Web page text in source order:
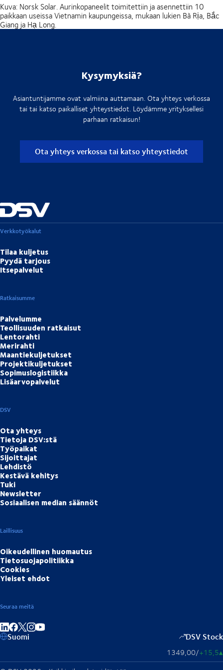
Kuva: Norsk Solar. Aurinkopaneelit toimitettiin ja asennettiin 10
paikkaan useissa Vietnamin kaupungeissa, mukaan lukien Bà Rịa, Bắc
Giang ja Hạ Long.
Kysymyksiä?
Asiantuntijamme ovat valmiina auttamaan. Ota yhteys verkossa
tai tai katso paikalliset yhteystiedot. Löydämme yrityksellesi
parhaan ratkaisun!
Ota yhteys verkossa tai katso yhteystiedot
Verkkotyökalut
Tilaa kuljetus
Pyydä tarjous
Itsepalvelut
Ratkaisumme
Palvelumme
Teollisuuden ratkaisut
Lentorahti
Merirahti
Maantiekuljetukset
Projektikuljetukset
Sopimuslogistiikka
Lisäarvopalvelut
DSV
Ota yhteys
Tietoja DSV:stä
Työpaikat
Sijoittajat
Lehdistö
Kestävä kehitys
Tuki
Newsletter
Sosiaalisen median säännöt
Laillisuus
Oikeudellinen huomautus
Tietosuojapolitiikka
Cookies
Yleiset ehdot
Seuraa meitä
Jaa linkedInissä
Jaa Facebookissa
Jaa Instagramissa
Suomi DSV Stock
1349,00/+15,5▴